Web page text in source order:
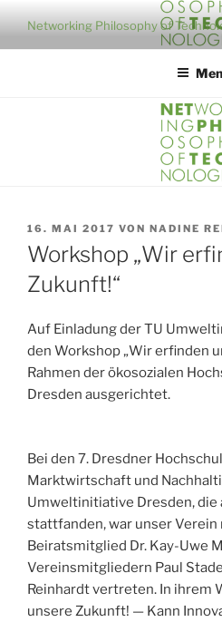
Inhalt
springen
Networking Philosophy of
VERÖFFENTLICHT
AM
16. MAI 2017 VON NADINE
Workshop „Wir
Zukunft!“
Auf Einladung der TU
den Workshop „Wir erfinden
Rahmen der ökosozialen
Dresden ausgerichtet.
Bei den 7. Dresdner
Marktwirtschaft und
Umweltinitiative Dresden, die
stattfanden, war unser Verein
Beiratsmitglied Dr. Kay-Uwe
Vereinsmitgliedern Paul
Reinhardt vertreten. In ihrem
unsere Zukunft! — Kann